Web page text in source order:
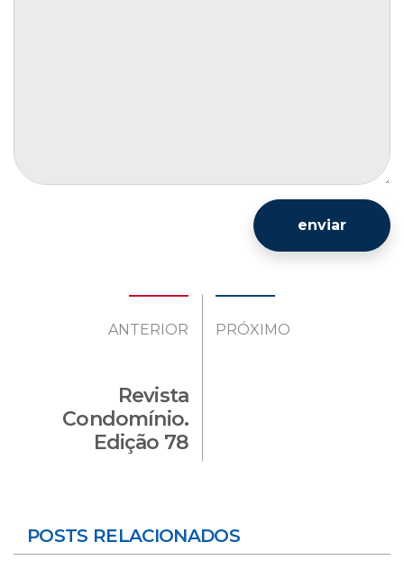
enviar
ANTERIOR
Revista
Condomínio.
Edição 78
PRÓXIMO
POSTS RELACIONADOS